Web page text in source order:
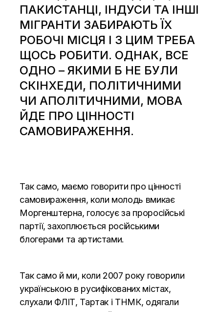
ПАКИСТАНЦІ, ІНДУСИ ТА ІНШІ
МІГРАНТИ ЗАБИРАЮТЬ ЇХ
РОБОЧІ МІСЦЯ І З ЦИМ ТРЕБА
ЩОСЬ РОБИТИ. ОДНАК, ВСЕ
ОДНО – ЯКИМИ Б НЕ БУЛИ
СКІНХЕДИ, ПОЛІТИЧНИМИ
ЧИ АПОЛІТИЧНИМИ, МОВА
ЙДЕ ПРО ЦІННОСТІ
САМОВИРАЖЕННЯ.
Так само, маємо говорити про цінності
самовираження, коли молодь вмикає
Моргенштерна, голосує за проросійські
партії, захоплюється російськими
блогерами та артистами.
Так само й ми, коли 2007 року говорили
українською в русифікованих містах,
слухали ФЛІТ, Тартак і ТНМК, одягали